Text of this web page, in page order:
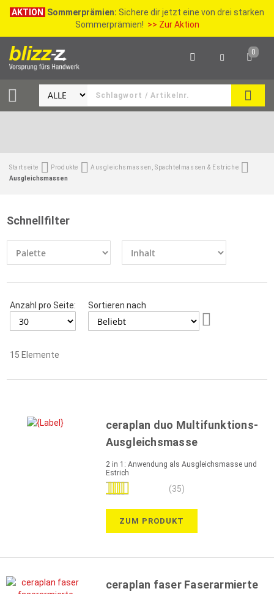
AKTION Sommerprämien: Sichere dir jetzt eine von drei starken
Sommerprämien! >> Zur Aktion
0
Startseite Produkte
Ausgleichsmassen, Spachtelmassen & Estriche
Ausgleichsmassen
Schnellfilter
Anzahl pro Seite:
Sortieren nach
15 Elemente
ceraplan duo Multifunktions-
Ausgleichsmasse
2 in 1: Anwendung als Ausgleichsmasse und
Estrich
Bewertung:
(35)
ZUM PRODUKT
ceraplan faser Faserarmierte